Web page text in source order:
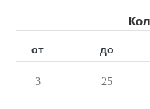
от до
3 25